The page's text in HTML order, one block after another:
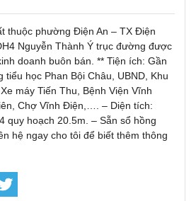
thuộc phường Điện An – TX Điện
Nguyễn Thành Ý trục đường được
doanh buôn bán. ** Tiện ích: Gần
tiểu học Phan Bội Châu, UBND, Khu
máy Tiến Thu, Bệnh Viện Vĩnh
Chợ Vĩnh Điện,…. – Diện tích:
quy hoạch 20.5m. – Sẵn sổ hồng
hệ ngay cho tôi để biết thêm thông